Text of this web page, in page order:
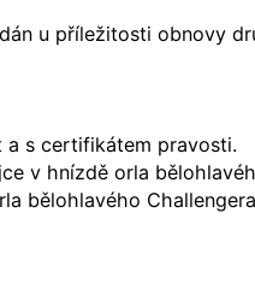
u příležitosti obnovy
a s certifikátem pravosti.
v hnízdě orla
bělohlavého